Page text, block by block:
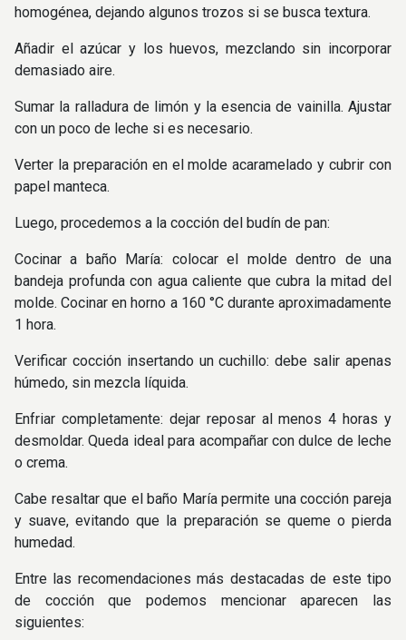
homogénea, dejando algunos trozos si se busca textura.
Añadir el azúcar y los huevos, mezclando sin incorporar
demasiado aire.
Sumar la ralladura de limón y la esencia de vainilla. Ajustar
con un poco de leche si es necesario.
Verter la preparación en el molde acaramelado y cubrir con
papel manteca.
Luego, procedemos a la cocción del budín de pan:
Cocinar a baño María: colocar el molde dentro de una
bandeja profunda con agua caliente que cubra la mitad del
molde. Cocinar en horno a 160 °C durante aproximadamente
1 hora.
Verificar cocción insertando un cuchillo: debe salir apenas
húmedo, sin mezcla líquida.
Enfriar completamente: dejar reposar al menos 4 horas y
desmoldar. Queda ideal para acompañar con dulce de leche
o crema.
Cabe resaltar que el baño María permite una cocción pareja
y suave, evitando que la preparación se queme o pierda
humedad.
Entre las recomendaciones más destacadas de este tipo
de cocción que podemos mencionar aparecen las
siguientes: